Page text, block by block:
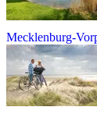
Mecklenburg-